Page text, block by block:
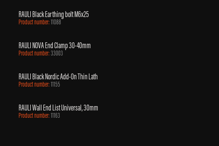
RAULI Black Earthing bolt M6x25
Product number:11088
RAULI NOVA End Clamp 30-40mm
Product number:33003
RAULI Black Nordic Add-On Thin Lath
Product number:11155
RAULI Wall End List Universal, 30mm
Product number:11163